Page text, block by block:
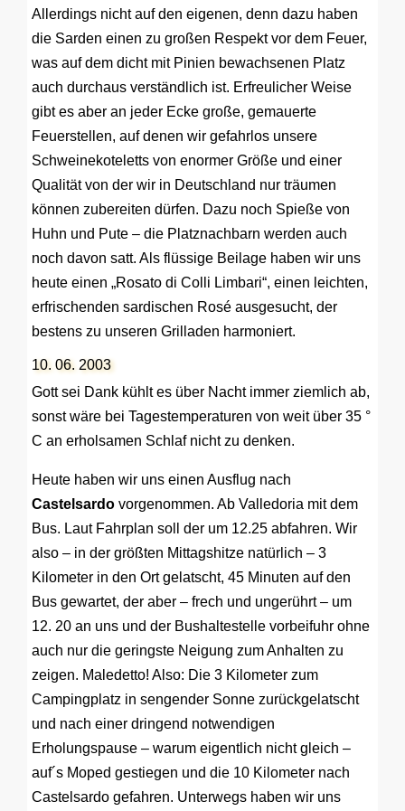
Allerdings nicht auf den eigenen, denn dazu haben
die Sarden einen zu großen Respekt vor dem Feuer,
was auf dem dicht mit Pinien bewachsenen Platz
auch durchaus verständlich ist. Erfreulicher Weise
gibt es aber an jeder Ecke große, gemauerte
Feuerstellen, auf denen wir gefahrlos unsere
Schweinekoteletts von enormer Größe und einer
Qualität von der wir in Deutschland nur träumen
können zubereiten dürfen. Dazu noch Spieße von
Huhn und Pute – die Platznachbarn werden auch
noch davon satt. Als flüssige Beilage haben wir uns
heute einen „Rosato di Colli Limbari“, einen leichten,
erfrischenden sardischen Rosé ausgesucht, der
bestens zu unseren Grilladen harmoniert.
10. 06. 2003
Gott sei Dank kühlt es über Nacht immer ziemlich ab,
sonst wäre bei Tagestemperaturen von weit über 35 °
C an erholsamen Schlaf nicht zu denken.
Heute haben wir uns einen Ausflug nach
Castelsardo vorgenommen. Ab Valledoria mit dem
Bus. Laut Fahrplan soll der um 12.25 abfahren. Wir
also – in der größten Mittagshitze natürlich – 3
Kilometer in den Ort gelatscht, 45 Minuten auf den
Bus gewartet, der aber – frech und ungerührt – um
12. 20 an uns und der Bushaltestelle vorbeifuhr ohne
auch nur die geringste Neigung zum Anhalten zu
zeigen. Maledetto! Also: Die 3 Kilometer zum
Campingplatz in sengender Sonne zurückgelatscht
und nach einer dringend notwendigen
Erholungspause – warum eigentlich nicht gleich –
auf´s Moped gestiegen und die 10 Kilometer nach
Castelsardo gefahren. Unterwegs haben wir uns